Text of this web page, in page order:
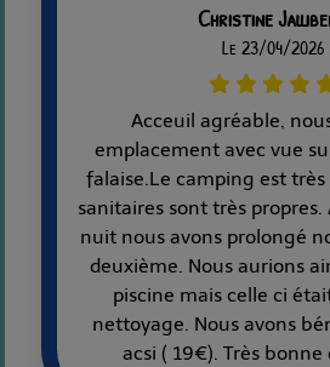
Christine
Le 23/04/2026
Acceuil agréable,
emplacement avec vue
falaise.Le camping est
sanitaires sont très
nuit nous avons prolongé
deuxième. Nous aurions
piscine mais celle ci
nettoyage. Nous avons
acsi ( 19€). Très bonne